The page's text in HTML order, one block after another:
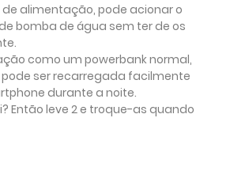
alimentação, pode acionar o
bomba de água sem ter de os
como um powerbank normal,
ser recarregada facilmente
durante a noite.
Então leve 2 e troque-as quando